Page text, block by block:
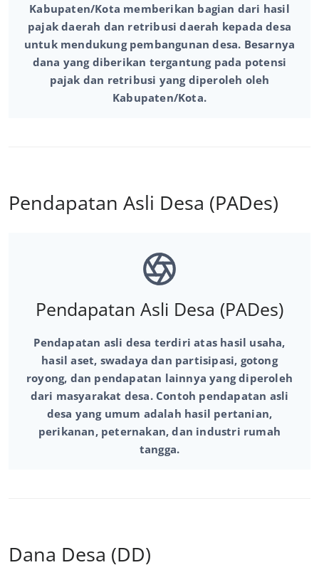
Kabupaten/Kota memberikan bagian dari hasil
pajak daerah dan retribusi daerah kepada desa
untuk mendukung pembangunan desa. Besarnya
dana yang diberikan tergantung pada potensi
pajak dan retribusi yang diperoleh oleh
Kabupaten/Kota.
Pendapatan Asli Desa (PADes)
Pendapatan Asli Desa (PADes)
Pendapatan asli desa terdiri atas hasil usaha,
hasil aset, swadaya dan partisipasi, gotong
royong, dan pendapatan lainnya yang diperoleh
dari masyarakat desa. Contoh pendapatan asli
desa yang umum adalah hasil pertanian,
perikanan, peternakan, dan industri rumah
tangga.
Dana Desa (DD)